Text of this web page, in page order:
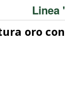
Linea
oro